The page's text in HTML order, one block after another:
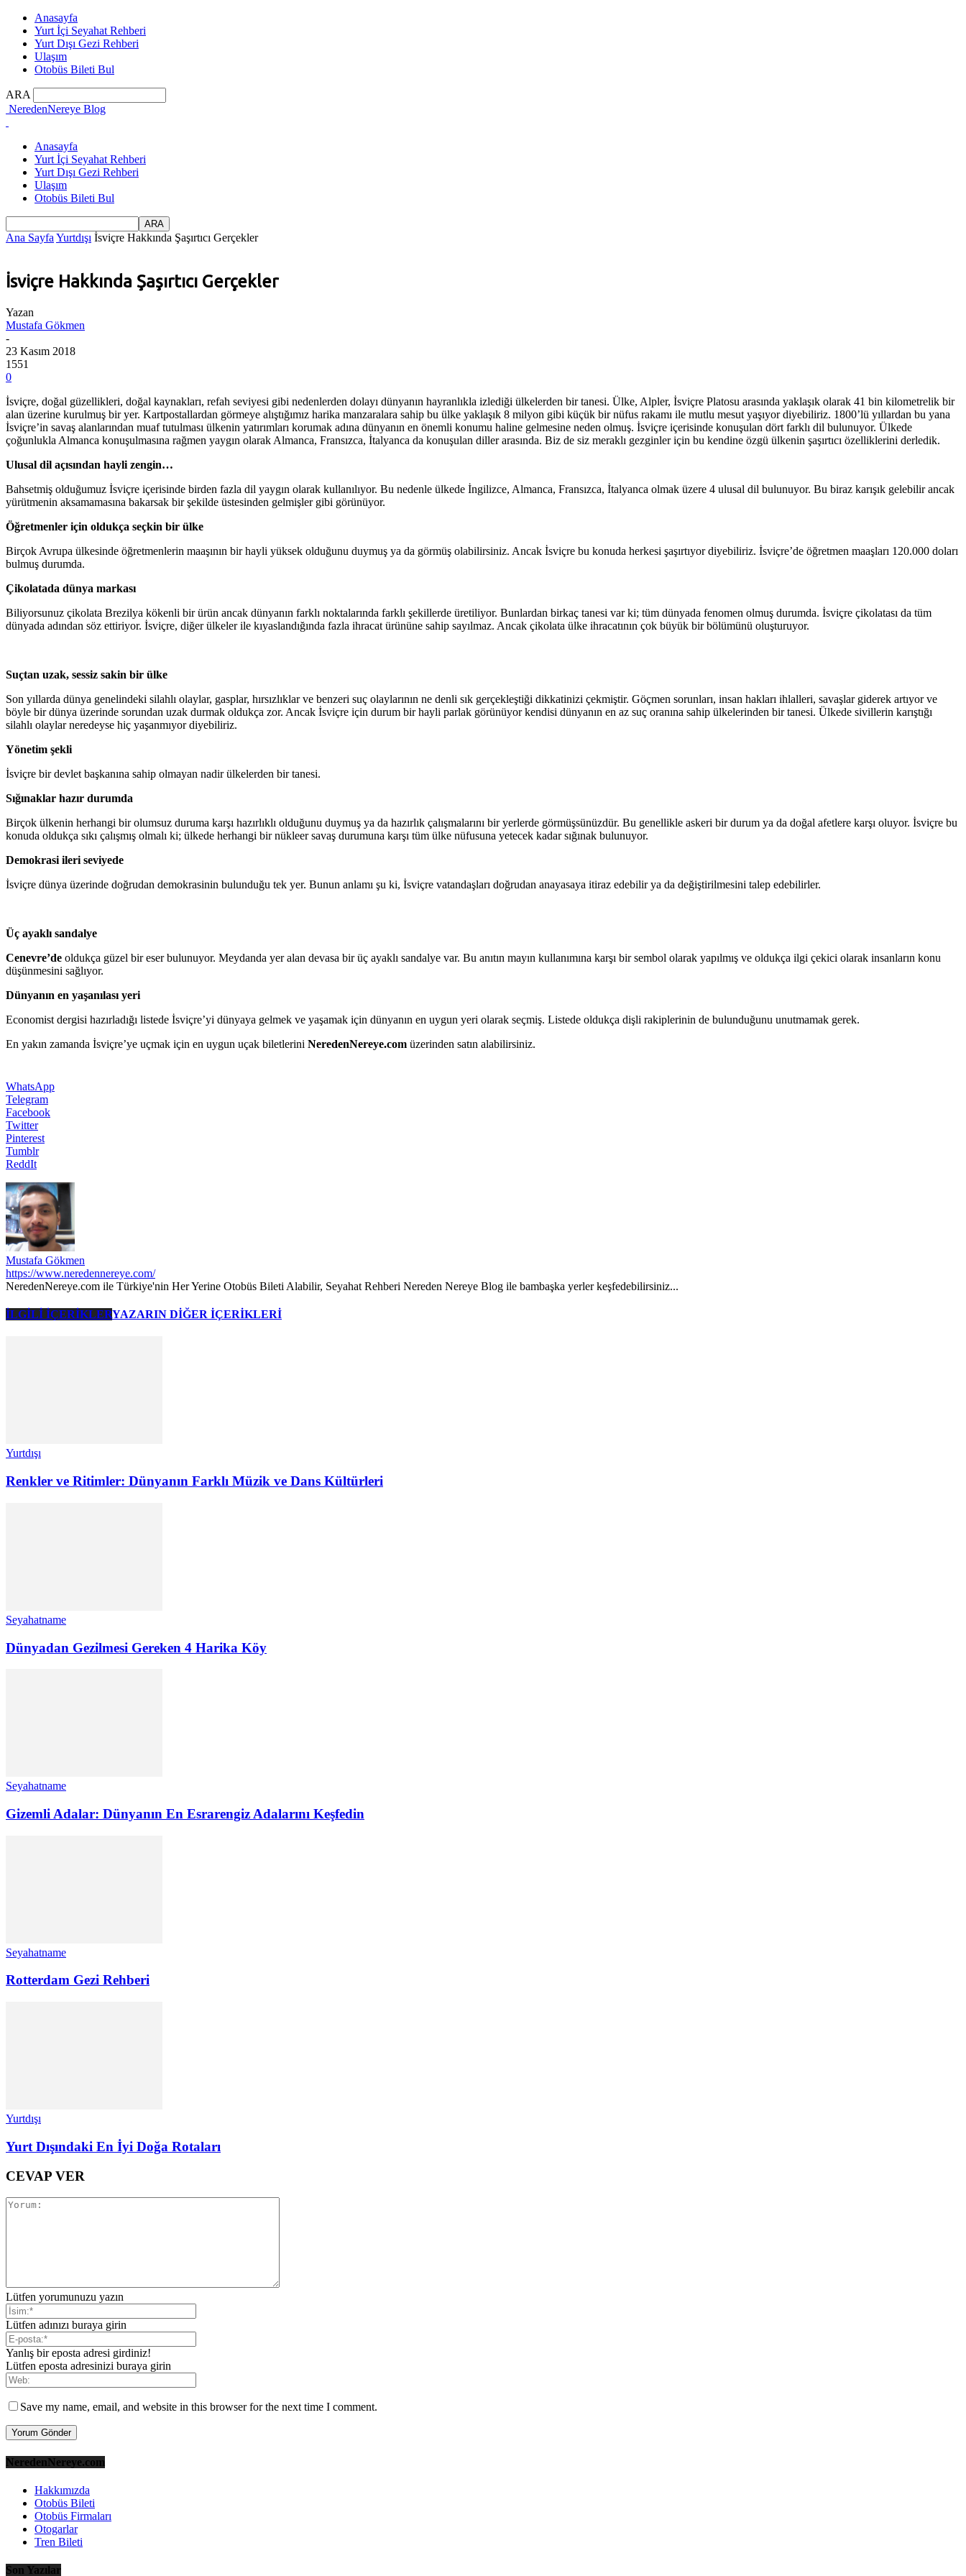
Anasayfa
Yurt İçi Seyahat Rehberi
Yurt Dışı Gezi Rehberi
Ulaşım
Otobüs Bileti Bul
ARA
NeredenNereye Blog
Anasayfa
Yurt İçi Seyahat Rehberi
Yurt Dışı Gezi Rehberi
Ulaşım
Otobüs Bileti Bul
Ana Sayfa Yurtdışı İsviçre Hakkında Şaşırtıcı Gerçekler
İsviçre Hakkında Şaşırtıcı Gerçekler
Yazan
Mustafa Gökmen
-
23 Kasım 2018
1551
0
İsviçre, doğal güzellikleri, doğal kaynakları, refah seviyesi gibi nedenlerden dolayı dünyanın hayranlıkla izlediği ülkelerden bir tanesi. Ülke, Alpler, İsviçre Platosu arasında yaklaşık olarak 41 bin kilometrelik bir
alan üzerine kurulmuş bir yer. Kartpostallardan görmeye alıştığımız harika manzaralara sahip bu ülke yaklaşık 8 milyon gibi küçük bir nüfus rakamı ile mutlu mesut yaşıyor diyebiliriz. 1800’lü yıllardan bu yana
İsviçre’in savaş alanlarından muaf tutulması ülkenin yatırımları korumak adına dünyanın en önemli konumu haline gelmesine neden olmuş. İsviçre içerisinde konuşulan dört farklı dil bulunuyor. Ülkede
çoğunlukla Almanca konuşulmasına rağmen yaygın olarak Almanca, Fransızca, İtalyanca da konuşulan diller arasında. Biz de siz meraklı gezginler için bu kendine özgü ülkenin şaşırtıcı özelliklerini derledik.
Ulusal dil açısından hayli zengin…
Bahsetmiş olduğumuz İsviçre içerisinde birden fazla dil yaygın olarak kullanılıyor. Bu nedenle ülkede İngilizce, Almanca, Fransızca, İtalyanca olmak üzere 4 ulusal dil bulunuyor. Bu biraz karışık gelebilir ancak
yürütmenin aksamamasına bakarsak bir şekilde üstesinden gelmişler gibi görünüyor.
Öğretmenler için oldukça seçkin bir ülke
Birçok Avrupa ülkesinde öğretmenlerin maaşının bir hayli yüksek olduğunu duymuş ya da görmüş olabilirsiniz. Ancak İsviçre bu konuda herkesi şaşırtıyor diyebiliriz. İsviçre’de öğretmen maaşları 120.000 doları
bulmuş durumda.
Çikolatada dünya markası
Biliyorsunuz çikolata Brezilya kökenli bir ürün ancak dünyanın farklı noktalarında farklı şekillerde üretiliyor. Bunlardan birkaç tanesi var ki; tüm dünyada fenomen olmuş durumda. İsviçre çikolatası da tüm
dünyada adından söz ettiriyor. İsviçre, diğer ülkeler ile kıyaslandığında fazla ihracat ürününe sahip sayılmaz. Ancak çikolata ülke ihracatının çok büyük bir bölümünü oluşturuyor.
Suçtan uzak, sessiz sakin bir ülke
Son yıllarda dünya genelindeki silahlı olaylar, gasplar, hırsızlıklar ve benzeri suç olaylarının ne denli sık gerçekleştiği dikkatinizi çekmiştir. Göçmen sorunları, insan hakları ihlalleri, savaşlar giderek artıyor ve
böyle bir dünya üzerinde sorundan uzak durmak oldukça zor. Ancak İsviçre için durum bir hayli parlak görünüyor kendisi dünyanın en az suç oranına sahip ülkelerinden bir tanesi. Ülkede sivillerin karıştığı
silahlı olaylar neredeyse hiç yaşanmıyor diyebiliriz.
Yönetim şekli
İsviçre bir devlet başkanına sahip olmayan nadir ülkelerden bir tanesi.
Sığınaklar hazır durumda
Birçok ülkenin herhangi bir olumsuz duruma karşı hazırlıklı olduğunu duymuş ya da hazırlık çalışmalarını bir yerlerde görmüşsünüzdür. Bu genellikle askeri bir durum ya da doğal afetlere karşı oluyor. İsviçre bu
konuda oldukça sıkı çalışmış olmalı ki; ülkede herhangi bir nükleer savaş durumuna karşı tüm ülke nüfusuna yetecek kadar sığınak bulunuyor.
Demokrasi ileri seviyede
İsviçre dünya üzerinde doğrudan demokrasinin bulunduğu tek yer. Bunun anlamı şu ki, İsviçre vatandaşları doğrudan anayasaya itiraz edebilir ya da değiştirilmesini talep edebilirler.
Üç ayaklı sandalye
Cenevre’de oldukça güzel bir eser bulunuyor. Meydanda yer alan devasa bir üç ayaklı sandalye var. Bu anıtın mayın kullanımına karşı bir sembol olarak yapılmış ve oldukça ilgi çekici olarak insanların konu
düşünmesini sağlıyor.
Dünyanın en yaşanılası yeri
Economist dergisi hazırladığı listede İsviçre’yi dünyaya gelmek ve yaşamak için dünyanın en uygun yeri olarak seçmiş. Listede oldukça dişli rakiplerinin de bulunduğunu unutmamak gerek.
En yakın zamanda İsviçre’ye uçmak için en uygun uçak biletlerini NeredenNereye.com üzerinden satın alabilirsiniz.
WhatsApp
Telegram
Facebook
Twitter
Pinterest
Tumblr
ReddIt
Mustafa Gökmen
https://www.neredennereye.com/
NeredenNereye.com ile Türkiye'nin Her Yerine Otobüs Bileti Alabilir, Seyahat Rehberi Nereden Nereye Blog ile bambaşka yerler keşfedebilirsiniz...
İLGİLİ İÇERİKLERYAZARIN DİĞER İÇERİKLERİ
Yurtdışı
Renkler ve Ritimler: Dünyanın Farklı Müzik ve Dans Kültürleri
Seyahatname
Dünyadan Gezilmesi Gereken 4 Harika Köy
Seyahatname
Gizemli Adalar: Dünyanın En Esrarengiz Adalarını Keşfedin
Seyahatname
Rotterdam Gezi Rehberi
Yurtdışı
Yurt Dışındaki En İyi Doğa Rotaları
CEVAP VER
Lütfen yorumunuzu yazın
Lütfen adınızı buraya girin
Yanlış bir eposta adresi girdiniz!
Lütfen eposta adresinizi buraya girin
Save my name, email, and website in this browser for the next time I comment.
NeredenNereye.com
Hakkımızda
Otobüs Bileti
Otobüs Firmaları
Otogarlar
Tren Bileti
Son Yazılar